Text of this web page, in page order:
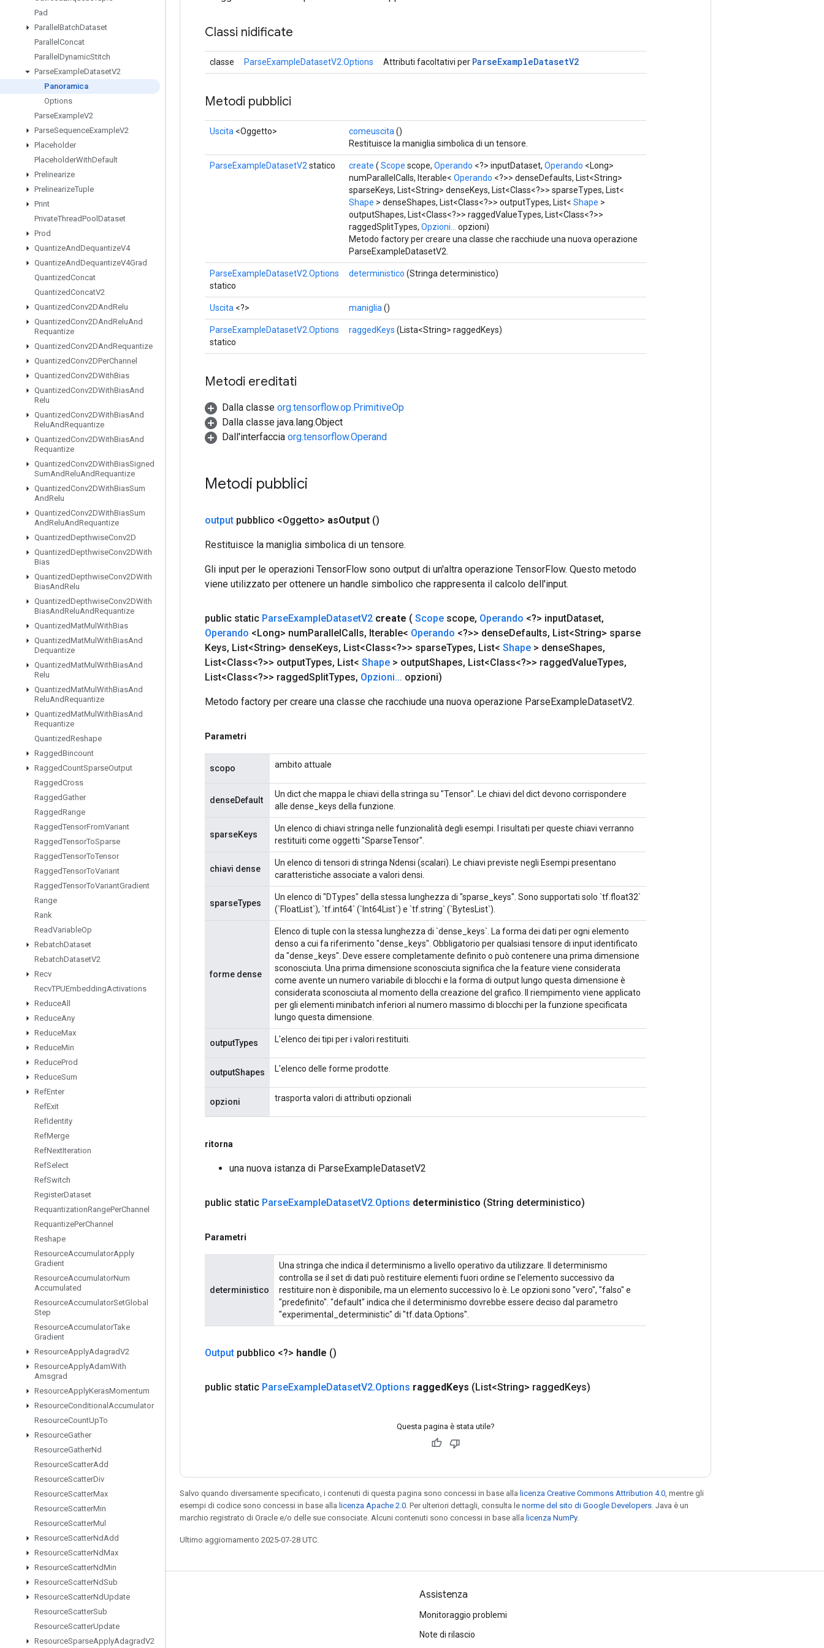
Pad
Parallel BatchDataset
Parallel Concat
Parallel DynamicStitch
ParseExampleDatasetV2
Panoramica
Options
ParseExampleV2
ParseSequenceExampleV2
Placeholder
PlaceholderWithDefault
Prelinearize
PrelinearizeTuple
Print
PrivateThreadPool Dataset
Prod
QuantizeAndDequantizeV4
QuantizeAndDequantizeV4Grad
QuantizedConcat
QuantizedConcatV2
QuantizedConv2DAndRelu
QuantizedConv2DAndReluAnd
Requantize
QuantizedConv2DAndRequantize
QuantizedConv2DPerChannel
QuantizedConv2DWithBias
QuantizedConv2DWithBiasAnd
Relu
QuantizedConv2DWithBiasAnd
ReluAndRequantize
QuantizedConv2DWithBiasAnd
Requantize
QuantizedConv2DWithBiasSigned
SumAndReluAndRequantize
QuantizedConv2DWithBiasSum
AndRelu
QuantizedConv2DWithBiasSum
AndReluAndRequantize
QuantizedDepthwiseConv2D
QuantizedDepthwiseConv2DWith
Bias
QuantizedDepthwiseConv2DWith
BiasAndRelu
QuantizedDepthwiseConv2DWith
BiasAndReluAndRequantize
QuantizedMatMul WithBias
QuantizedMatMul WithBiasAnd
Dequantize
QuantizedMatMul WithBiasAnd
Relu
QuantizedMatMul WithBiasAnd
ReluAndRequantize
QuantizedMatMul WithBiasAnd
Requantize
QuantizedReshape
RaggedBincount
RaggedCountSparseOutput
RaggedCross
RaggedGather
RaggedRange
RaggedTensorFromVariant
RaggedTensorToSparse
RaggedTensorToTensor
RaggedTensorToVariant
RaggedTensorToVariantGradient
Range
Rank
ReadVariableOp
RebatchDataset
RebatchDatasetV2
Recv
RecvTPUEmbeddingActivations
ReduceAll
ReduceAny
ReduceMax
ReduceMin
ReduceProd
ReduceSum
RefEnter
RefExit
RefIdentity
RefMerge
RefNextIteration
RefSelect
RefSwitch
RegisterDataset
RequantizationRangePerChannel
RequantizePerChannel
Reshape
ResourceAccumulatorApply
Gradient
ResourceAccumulatorNum
Accumulated
ResourceAccumulatorSetGlobal
Step
ResourceAccumulatorTake
Gradient
ResourceApplyAdagradV2
ResourceApplyAdamWith
Amsgrad
ResourceApplyKerasMomentum
ResourceConditional Accumulator
ResourceCountUpTo
ResourceGather
ResourceGatherNd
ResourceScatterAdd
ResourceScatterDiv
ResourceScatterMax
ResourceScatterMin
ResourceScatterMul
ResourceScatterNdAdd
ResourceScatterNdMax
ResourceScatterNdMin
ResourceScatterNdSub
ResourceScatterNdUpdate
ResourceScatterSub
ResourceScatterUpdate
ResourceSparseApplyAdagradV2
Classi nidificate
classe ParseExampleDatasetV2.Options Attributi facoltativi per ParseExampleDatasetV2
Metodi pubblici
Uscita <Oggetto> comeuscita ()
Restituisce la maniglia simbolica di un tensore.
ParseExampleDatasetV2 statico create ( Scope scope, Operando <?> inputDataset, Operando <Long>
numParallelCalls, Iterable< Operando <?>> denseDefaults, List<String>
sparseKeys, List<String> denseKeys, List<Class<?>> sparseTypes, List<
Shape > denseShapes, List<Class<?>> outputTypes, List< Shape >
outputShapes, List<Class<?>> raggedValueTypes, List<Class<?>>
raggedSplitTypes, Opzioni...
opzioni)
Metodo factory per creare una classe che racchiude una nuova operazione
ParseExampleDatasetV2.
ParseExampleDatasetV2.Options
statico
deterministico (Stringa deterministico)
Uscita <?> maniglia ()
ParseExampleDatasetV2.Options
statico
raggedKeys (Lista<String> raggedKeys)
Metodi ereditati
Dalla classe org.tensorflow.op.PrimitiveOp
Dalla classe java.lang.Object
Dall'interfaccia org.tensorflow.Operand
Metodi pubblici
output pubblico <Oggetto> asOutput ()
Restituisce la maniglia simbolica di un tensore.
Gli input per le operazioni TensorFlow sono output di un'altra operazione TensorFlow. Questo metodo
viene utilizzato per ottenere un handle simbolico che rappresenta il calcolo dell'input.
public static ParseExampleDatasetV2 create ( Scope scope, Operando <?> inputDataset,
Operando <Long> numParallelCalls, Iterable< Operando <?>> denseDefaults, List<String> sparse
Keys, List<String> denseKeys, List<Class<?>> sparseTypes, List< Shape > denseShapes,
List<Class<?>> outputTypes, List< Shape > outputShapes, List<Class<?>> raggedValueTypes,
List<Class<?>> raggedSplitTypes, Opzioni... opzioni)
Metodo factory per creare una classe che racchiude una nuova operazione ParseExampleDatasetV2.
Parametri
scopo ambito attuale
denseDefault
Un dict che mappa le chiavi della stringa su "Tensor". Le chiavi del dict devono corrispondere
alle dense_keys della funzione.
sparseKeys
Un elenco di chiavi stringa nelle funzionalità degli esempi. I risultati per queste chiavi verranno
restituiti come oggetti "SparseTensor".
chiavi dense
Un elenco di tensori di stringa Ndensi (scalari). Le chiavi previste negli Esempi presentano
caratteristiche associate a valori densi.
sparseTypes
Un elenco di "DTypes" della stessa lunghezza di "sparse_keys". Sono supportati solo `tf.float32`
(`FloatList`), `tf.int64` (`Int64List`) e `tf.string` (`BytesList`).
forme dense
Elenco di tuple con la stessa lunghezza di `dense_keys`. La forma dei dati per ogni elemento
denso a cui fa riferimento "dense_keys". Obbligatorio per qualsiasi tensore di input identificato
da "dense_keys". Deve essere completamente definito o può contenere una prima dimensione
sconosciuta. Una prima dimensione sconosciuta significa che la feature viene considerata
come avente un numero variabile di blocchi e la forma di output lungo questa dimensione è
considerata sconosciuta al momento della creazione del grafico. Il riempimento viene applicato
per gli elementi minibatch inferiori al numero massimo di blocchi per la funzione specificata
lungo questa dimensione.
outputTypes L'elenco dei tipi per i valori restituiti.
outputShapes L'elenco delle forme prodotte.
opzioni trasporta valori di attributi opzionali
ritorna
una nuova istanza di ParseExampleDatasetV2
public static ParseExampleDatasetV2.Options deterministico (String deterministico)
Parametri
deterministico
Una stringa che indica il determinismo a livello operativo da utilizzare. Il determinismo
controlla se il set di dati può restituire elementi fuori ordine se l'elemento successivo da
restituire non è disponibile, ma un elemento successivo lo è. Le opzioni sono "vero", "falso" e
"predefinito". "default" indica che il determinismo dovrebbe essere deciso dal parametro
"experimental_deterministic" di "tf.data.Options".
Output pubblico <?> handle ()
public static ParseExampleDatasetV2.Options raggedKeys (List<String> raggedKeys)
Questa pagina è stata utile?
Salvo quando diversamente specificato, i contenuti di questa pagina sono concessi in base alla licenza Creative Commons Attribution 4.0 , mentre gli
esempi di codice sono concessi in base alla licenza Apache 2.0 . Per ulteriori dettagli, consulta le norme del sito di Google Developers . Java è un
marchio registrato di Oracle e/o delle sue consociate. Alcuni contenuti sono concessi in base alla licenza NumPy.
Ultimo aggiornamento 2025-07-28 UTC.
Resta connesso Assistenza
Monitoraggio problemi
Note di rilascio